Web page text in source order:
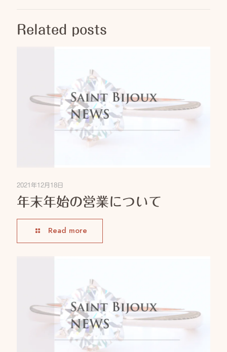
Related posts
2021年12月18日
年末年始の営業について
Read more